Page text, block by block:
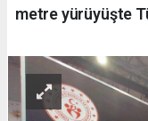
metre yürüyüşte